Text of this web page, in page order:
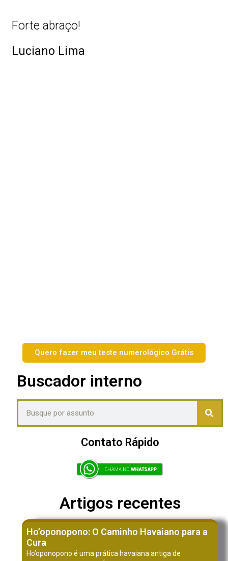
Forte abraço!
Luciano Lima
Quero fazer meu teste numerológico Grátis
Buscador interno
Contato Rápido
Artigos recentes
Ho’oponopono: O Caminho Havaiano para a
Cura
Ho’oponopono é uma prática havaiana antiga de